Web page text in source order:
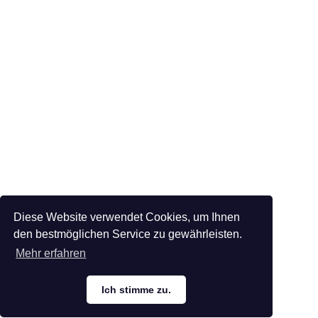
Diese Website verwendet Cookies, um Ihnen
den bestmöglichen Service zu gewährleisten.
Mehr erfahren
Ich stimme zu.